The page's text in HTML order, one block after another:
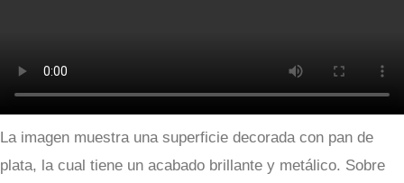
La imagen muestra una superficie decorada con pan de
plata, la cual tiene un acabado brillante y metálico. Sobre